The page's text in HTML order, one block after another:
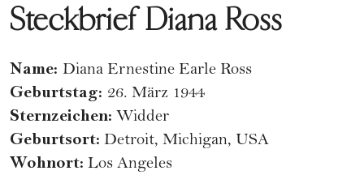
Steckbrief Diana Ross
Name: Diana Ernestine Earle Ross
Geburtstag: 26. März 1944
Sternzeichen: Widder
Geburtsort: Detroit, Michigan, USA
Wohnort: Los Angeles